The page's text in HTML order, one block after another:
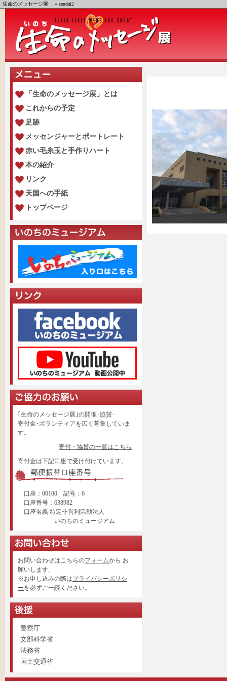
生命のメッセージ展 » sendai2
「生命のメッセージ展」とは
これからの予定
足跡
メッセンジャーとポートレート
赤い毛糸玉と手作りハート
本の紹介
リンク
天国への手紙
トップページ
｢生命のメッセージ展｣の開催･協賛･
寄付金･ボランティアを広く募集していま
す。
寄付・協賛の一覧はこちら
寄付金は下記口座で受け付けています。
口座：00100 記号：6
口座番号：638982
口座名義:特定非営利活動法人
いのちのミュージアム
お問い合わせはこちらのフォームから お
願いします。
※お申し込みの際はプライバシーポリシ
ーを必ずご一読ください。
警察庁
文部科学省
法務省
国土交通省